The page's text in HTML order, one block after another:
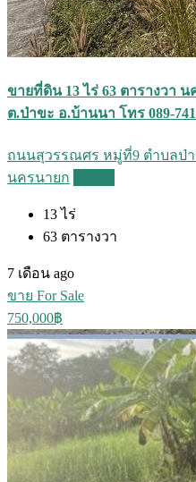
ขายที่ดิน 13 ไร่ 63 ตารางวา
ต.ป่าขะ อ.บ้านนา โทร 089-
ถนนสุวรรณศร หมู่ที่9 ตำบลป่
นครนายก
13ไร่
63 ตารางวา
7 เดือน ago
ขาย For Sale
750,000฿